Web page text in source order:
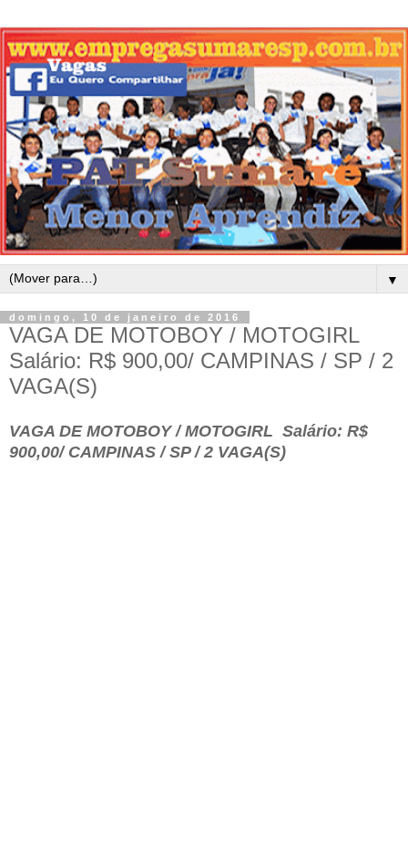
▼
domingo, 10 de janeiro de 2016
VAGA DE MOTOBOY / MOTOGIRL
Salário: R$ 900,00/ CAMPINAS / SP / 2
VAGA(S)
VAGA DE MOTOBOY / MOTOGIRL Salário: R$
900,00/ CAMPINAS / SP / 2 VAGA(S)